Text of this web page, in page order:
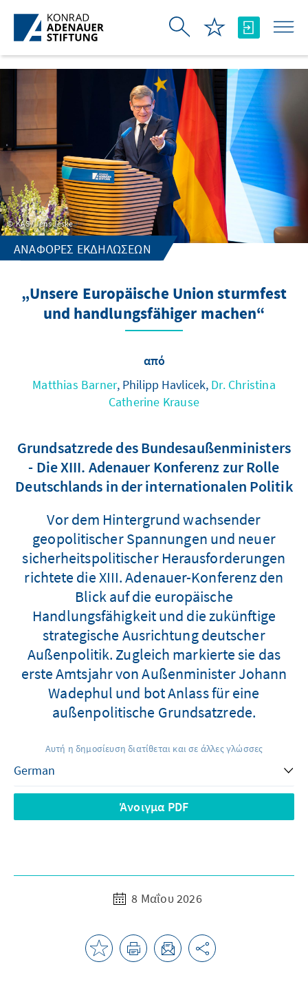
Skip to Main Content
KAS / Jens Jeske
ΑΝΑΦΟΡΈΣ ΕΚΔΗΛΏΣΕΩΝ
„Unsere Europäische Union sturmfest
und handlungsfähiger machen“
από
Matthias Barner, Philipp Havlicek, Dr. Christina
Catherine Krause
Grundsatzrede des Bundesaußenministers
- Die XIII. Adenauer Konferenz zur Rolle
Deutschlands in der internationalen Politik
Vor dem Hintergrund wachsender
geopolitischer Spannungen und neuer
sicherheitspolitischer Herausforderungen
richtete die XIII. Adenauer-Konferenz den
Blick auf die europäische
Handlungsfähigkeit und die zukünftige
strategische Ausrichtung deutscher
Außenpolitik. Zugleich markierte sie das
erste Amtsjahr von Außenminister Johann
Wadephul und bot Anlass für eine
außenpolitische Grundsatzrede.
Αυτή η δημοσίευση διατίθεται και σε άλλες γλώσσες
Άνοιγμα PDF
8 Μαΐου 2026